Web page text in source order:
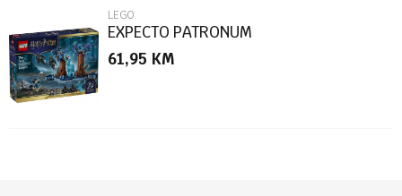
LEGO
EXPECTO PATRONUM
61,95 KM